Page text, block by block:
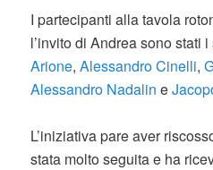
I partecipanti alla tavola
l’invito di Andrea sono stati
Arione,Alessandro Cinelli,
Alessandro Nadalin e
L’iniziativa pare aver
stata molto seguita e ha